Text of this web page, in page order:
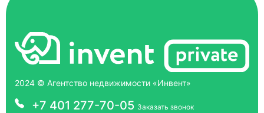
2024 © Агентство недвижимости «Инвент»
+7 401 277-70-05 Заказать звонок